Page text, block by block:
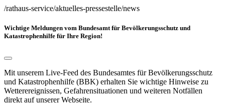
/rathaus-service/aktuelles-pressestelle/news
Wichtige Meldungen vom Bundesamt für Bevölkerungsschutz und
Katastrophenhilfe für Ihre Region!
Mit unserem Live-Feed des Bundesamtes für Bevölkerungsschutz
und Katastrophenhilfe (BBK) erhalten Sie wichtige Hinweise zu
Wetterereignissen, Gefahrensituationen und weiteren Notfällen
direkt auf unserer Webseite.